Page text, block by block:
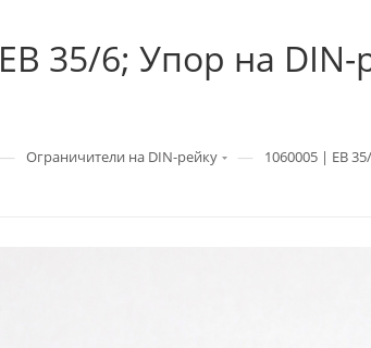
35/6; Упор на
— Ограничители на DIN-рейку — 1060005 | EB